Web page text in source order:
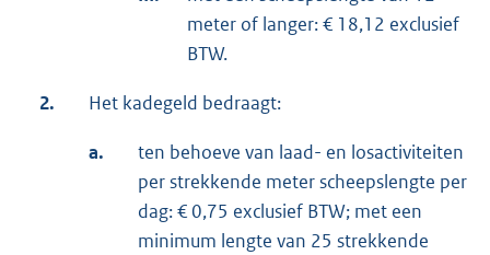
meter of langer: € 18,12 exclusief
BTW.
2. Het kadegeld bedraagt:
a.
ten behoeve van laad- en losactiviteiten
per strekkende meter scheepslengte per
dag: € 0,75 exclusief BTW; met een
minimum lengte van 25 strekkende